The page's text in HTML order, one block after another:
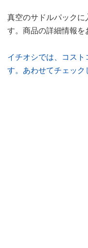
真空のサドルパック
す。商品の詳細情報を
イチオシでは、コスト
す。あわせてチェック